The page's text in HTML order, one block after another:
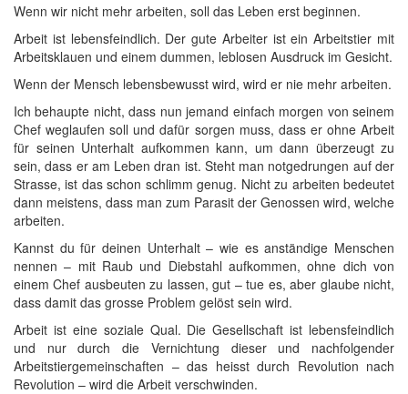
Wenn wir nicht mehr arbeiten, soll das Leben erst beginnen.
Arbeit ist lebensfeindlich. Der gute Arbeiter ist ein Arbeitstier mit
Arbeitsklauen und einem dummen, leblosen Ausdruck im Gesicht.
Wenn der Mensch lebensbewusst wird, wird er nie mehr arbeiten.
Ich behaupte nicht, dass nun jemand einfach morgen von seinem
Chef weglaufen soll und dafür sorgen muss, dass er ohne Arbeit
für seinen Unterhalt aufkommen kann, um dann überzeugt zu
sein, dass er am Leben dran ist. Steht man notgedrungen auf der
Strasse, ist das schon schlimm genug. Nicht zu arbeiten bedeutet
dann meistens, dass man zum Parasit der Genossen wird, welche
arbeiten.
Kannst du für deinen Unterhalt – wie es anständige Menschen
nennen – mit Raub und Diebstahl aufkommen, ohne dich von
einem Chef ausbeuten zu lassen, gut – tue es, aber glaube nicht,
dass damit das grosse Problem gelöst sein wird.
Arbeit ist eine soziale Qual. Die Gesellschaft ist lebensfeindlich
und nur durch die Vernichtung dieser und nachfolgender
Arbeitstiergemeinschaften – das heisst durch Revolution nach
Revolution – wird die Arbeit verschwinden.